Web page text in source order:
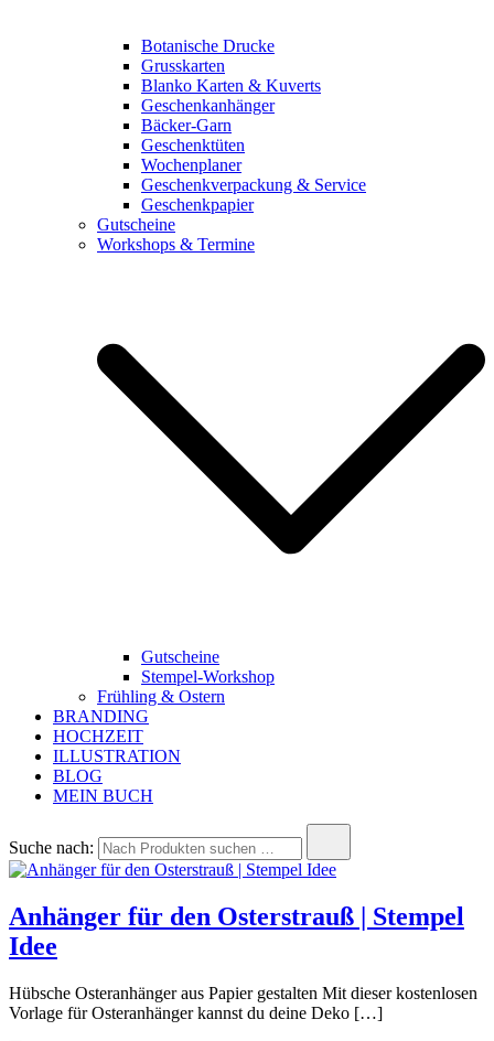
Botanische Drucke
Grusskarten
Blanko Karten & Kuverts
Geschenkanhänger
Bäcker-Garn
Geschenktüten
Wochenplaner
Geschenkverpackung & Service
Geschenkpapier
Gutscheine
Workshops & Termine
Gutscheine
Stempel-Workshop
Frühling & Ostern
BRANDING
HOCHZEIT
ILLUSTRATION
BLOG
MEIN BUCH
Suche nach:
Anhänger für den Osterstrauß | Stempel
Idee
Hübsche Osteranhänger aus Papier gestalten Mit dieser kostenlosen
Vorlage für Osteranhänger kannst du deine Deko […]